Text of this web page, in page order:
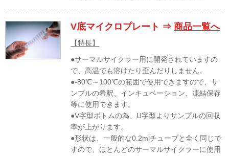
V底マイクロプレート ⇒商品一覧へ
【特長】
●サーマルサイクラー用に開発されていますの
で、高温でも溶けたり歪んだりしません。
●-80℃～100℃の範囲で使用できますので、サ
ンプルの希釈、インキュベーション、凍結保存
等に使用できます。
●V字型ボトムの為、U字型よりサンプルの回収
率が上がります。
●形状は、一般的な0.2mlチューブと全く同じで
すので、ほとんどのサーマルサイクラーに使用